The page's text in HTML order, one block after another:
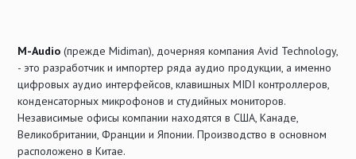
M-Audio (прежде Midiman), дочерняя компания Avid Technology,
- это разработчик и импортер ряда аудио продукции, а именно
цифровых аудио интерфейсов, клавишных MIDI контроллеров,
конденсаторных микрофонов и студийных мониторов.
Независимые офисы компании находятся в США, Канаде,
Великобритании, Франции и Японии. Производство в основном
расположено в Китае.